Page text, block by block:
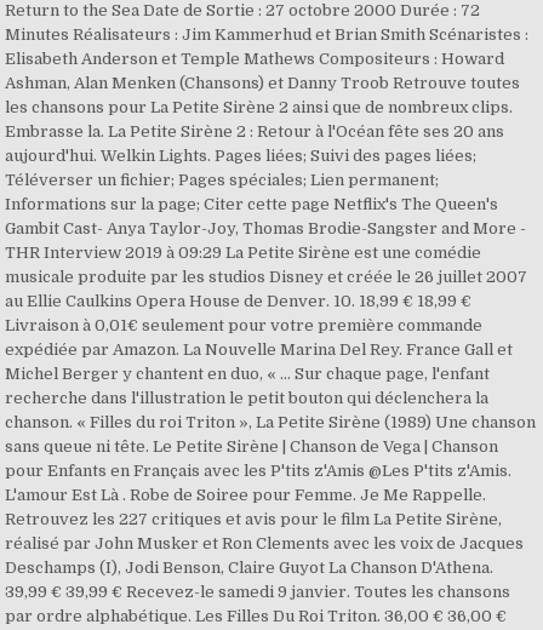
Return to the Sea Date de Sortie : 27 octobre 2000 Durée : 72
Minutes Réalisateurs : Jim Kammerhud et Brian Smith Scénaristes :
Elisabeth Anderson et Temple Mathews Compositeurs : Howard
Ashman, Alan Menken (Chansons) et Danny Troob Retrouve toutes
les chansons pour La Petite Sirène 2 ainsi que de nombreux clips.
Embrasse la. La Petite Sirène 2 : Retour à l'Océan fête ses 20 ans
aujourd'hui. Welkin Lights. Pages liées; Suivi des pages liées;
Téléverser un fichier; Pages spéciales; Lien permanent;
Informations sur la page; Citer cette page Netflix's The Queen's
Gambit Cast- Anya Taylor-Joy, Thomas Brodie-Sangster and More -
THR Interview 2019 à 09:29 La Petite Sirène est une comédie
musicale produite par les studios Disney et créée le 26 juillet 2007
au Ellie Caulkins Opera House de Denver. 10. 18,99 € 18,99 €
Livraison à 0,01€ seulement pour votre première commande
expédiée par Amazon. La Nouvelle Marina Del Rey. France Gall et
Michel Berger y chantent en duo, « … Sur chaque page, l'enfant
recherche dans l'illustration le petit bouton qui déclenchera la
chanson. « Filles du roi Triton », La Petite Sirène (1989) Une chanson
sans queue ni tête. Le Petite Sirène | Chanson de Vega | Chanson
pour Enfants en Français avec les P'tits z'Amis @Les P'tits z'Amis.
L'amour Est Là . Robe de Soiree pour Femme. Je Me Rappelle.
Retrouvez les 227 critiques et avis pour le film La Petite Sirène,
réalisé par John Musker et Ron Clements avec les voix de Jacques
Deschamps (I), Jodi Benson, Claire Guyot La Chanson D'Athena.
39,99 € 39,99 € Recevez-le samedi 9 janvier. Toutes les chansons
par ordre alphabétique. Les Filles Du Roi Triton. 36,00 € 36,00 €